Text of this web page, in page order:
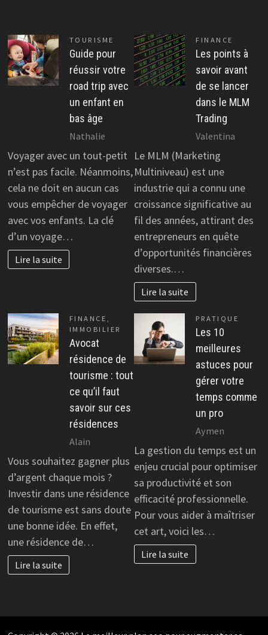
TOURISME
Guide pour
réussir votre
road trip avec
un enfant en
bas âge
Nathalie
Voyager avec un tout-petit
n’est pas facile. Néanmoins,
cela ne doit en aucun cas
vous empêcher de voyager
avec vos enfants. La clé
d’un voyage…
Lire la suite
FINANCE
Les points à
savoir avant
de se lancer
dans le MLM
Trading
Valentina
Le MLM (Marketing
Multiniveau) est une
industrie qui a connu une
croissance significative au
fil des années, attirant des
entrepreneurs en quête
d’opportunités financières
diverses.…
Lire la suite
FINANCE ,
IMMOBILIER
Avocat
résidence de
tourisme : tout
ce qu’il faut
savoir sur ces
résidences
Alain
Vous souhaitez gagner plus
d’argent chaque mois ?
Investir dans une résidence
de tourisme est sans doute
une bonne idée. En effet,
une résidence de…
Lire la suite
PRATIQUE
Les 10
meilleures
astuces pour
gérer votre
temps comme
un pro
Aymen
La gestion du temps est un
enjeu crucial pour optimiser
sa productivité et son
efficacité professionnelle.
Pour vous aider à maîtriser
cet art, voici les…
Lire la suite